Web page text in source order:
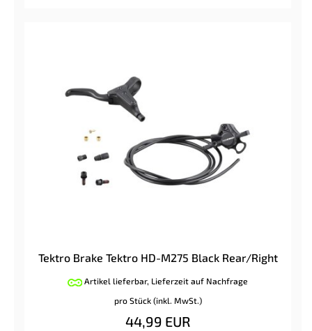
Tektro Brake Tektro HD-M275 Black Rear/Right
Artikel lieferbar, Lieferzeit auf Nachfrage
pro Stück (inkl. MwSt.)
44,99 EUR